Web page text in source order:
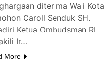
diterima Wali Kota
Caroll Senduk SH.
Ketua Ombudsman RI
Ir…
More